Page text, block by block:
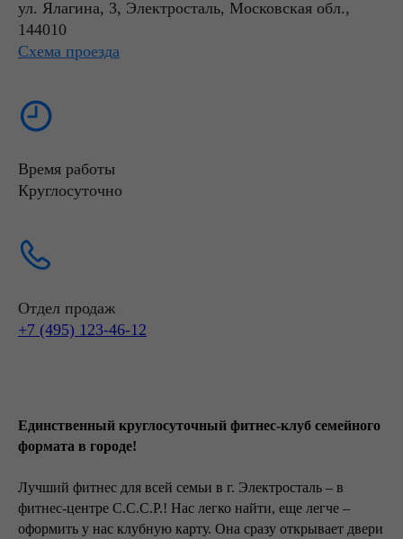
ул. Ялагина, 3, Электросталь, Московская обл.,
144010
Схема проезда
Время работы
Круглосуточно
Отдел продаж
+7 (495) 123-46-12
Единственный круглосуточный фитнес-клуб семейного
формата в городе!
Лучший фитнес для всей семьи в г. Электросталь – в
фитнес-центре С.С.С.Р.! Нас легко найти, еще легче –
оформить у нас клубную карту. Она сразу открывает двери